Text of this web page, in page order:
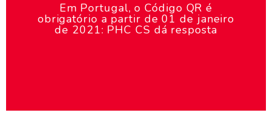
Em Portugal, o Código QR é
obrigatório a partir de 01 de janeiro
de 2021: PHC CS dá resposta